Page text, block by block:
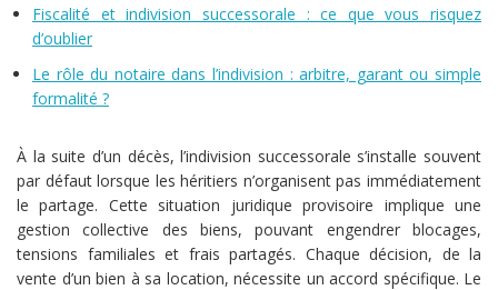
Fiscalité et indivision successorale : ce que vous risquez
d’oublier
Le rôle du notaire dans l’indivision : arbitre, garant ou simple
formalité ?
À la suite d’un décès, l’indivision successorale s’installe souvent
par défaut lorsque les héritiers n’organisent pas immédiatement
le partage. Cette situation juridique provisoire implique une
gestion collective des biens, pouvant engendrer blocages,
tensions familiales et frais partagés. Chaque décision, de la
vente d’un bien à sa location, nécessite un accord spécifique. Le